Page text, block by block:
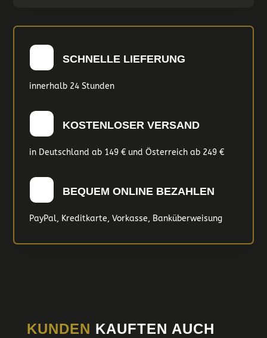
SCHNELLE LIEFERUNG
innerhalb 24 Stunden
KOSTENLOSER VERSAND
in Deutschland ab 149 € und Österreich ab 249 €
BEQUEM ONLINE BEZAHLEN
PayPal, Kreditkarte, Vorkasse, Banküberweisung
KUNDEN KAUFTEN AUCH